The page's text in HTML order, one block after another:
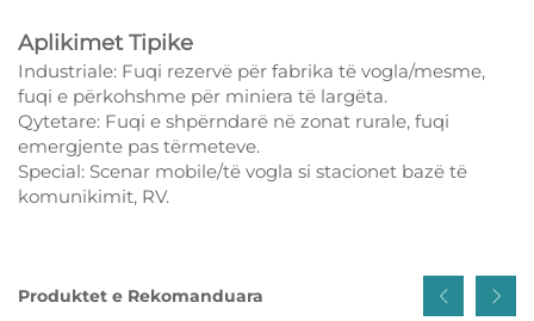
Aplikimet Tipike
Industriale: Fuqi rezervë për fabrika të vogla/mesme,
fuqi e përkohshme për miniera të largëta.
Qytetare: Fuqi e shpërndarë në zonat rurale, fuqi
emergjente pas tërmeteve.
Special: Scenar mobile/të vogla si stacionet bazë të
komunikimit, RV.
Produktet e Rekomanduara